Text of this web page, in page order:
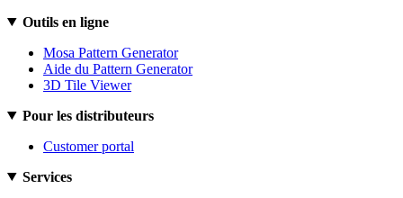
Outils en ligne
Mosa Pattern Generator
Aide du Pattern Generator
3D Tile Viewer
Pour les distributeurs
Customer portal
Services